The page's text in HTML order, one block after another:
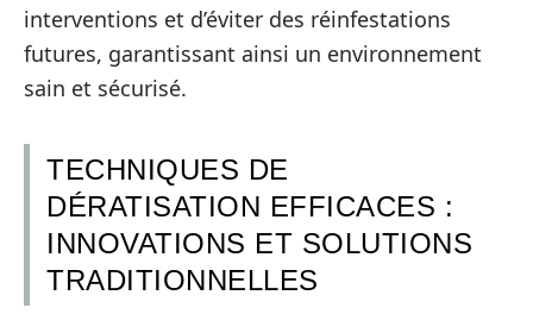
interventions et d’éviter des réinfestations
futures, garantissant ainsi un environnement
sain et sécurisé.
TECHNIQUES DE
DÉRATISATION EFFICACES :
INNOVATIONS ET SOLUTIONS
TRADITIONNELLES